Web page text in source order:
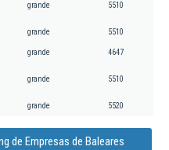
grande 5510
grande 5510
grande 4647
grande 5510
grande 5520
de Empresas de Baleares